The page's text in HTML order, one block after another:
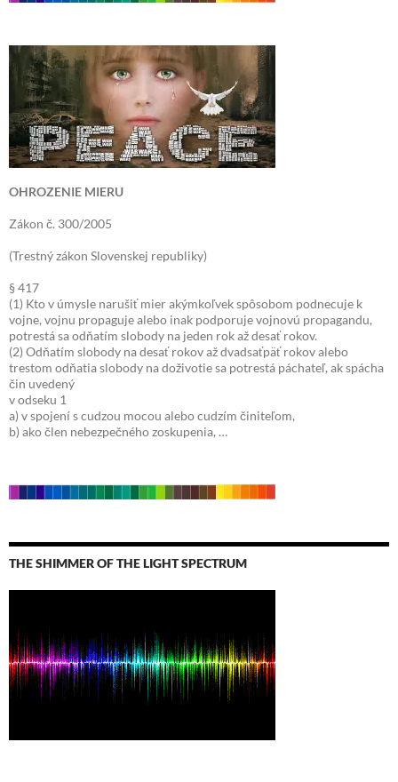
OHROZENIE MIERU
Zákon č. 300/2005
(Trestný zákon Slovenskej republiky)
§ 417
(1) Kto v úmysle narušiť mier akýmkoľvek spôsobom podnecuje k
vojne, vojnu propaguje alebo inak podporuje vojnovú propagandu,
potrestá sa odňatím slobody na jeden rok až desať rokov.
(2) Odňatím slobody na desať rokov až dvadsaťpäť rokov alebo
trestom odňatia slobody na doživotie sa potrestá páchateľ, ak spácha
čin uvedený
v odseku 1
a) v spojení s cudzou mocou alebo cudzím činiteľom,
b) ako člen nebezpečného zoskupenia, …
THE SHIMMER OF THE LIGHT SPECTRUM